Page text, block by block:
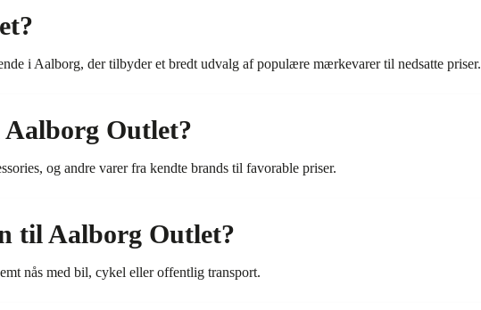
i Aalborg, der tilbyder et bredt udvalg af populære mærkevarer til nedsatte priser.
Outlet?
og andre varer fra kendte brands til favorable priser.
til Aalborg Outlet?
nås med bil, cykel eller offentlig transport.